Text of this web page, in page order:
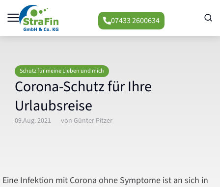
07433 2600634
Schutz für meine Lieben und mich
Corona-Schutz für Ihre
Urlaubsreise
09.Aug. 2021 von Günter Pitzer
Eine Infektion mit Corona ohne Symptome ist an sich in